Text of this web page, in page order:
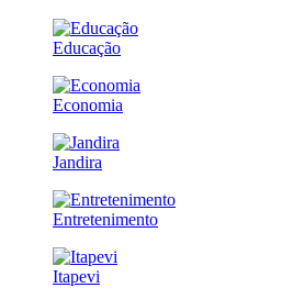
Educação
Economia
Jandira
Entretenimento
Itapevi